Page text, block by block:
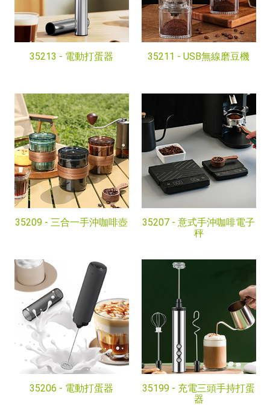
35213 - 電動打蛋器 35211 - USB無線磨豆機
35209 - 三合一手沖咖啡壺 35207 - 意式手沖咖啡電子
秤
35206 - 電動打蛋器 35199 - 充電三頭手持打蛋
器